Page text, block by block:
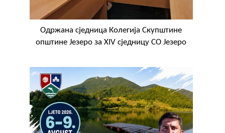
КОНТАКТ
Oдржана сједница Колегија Скупштине
општине Језеро за XIV сједницу СО Језеро